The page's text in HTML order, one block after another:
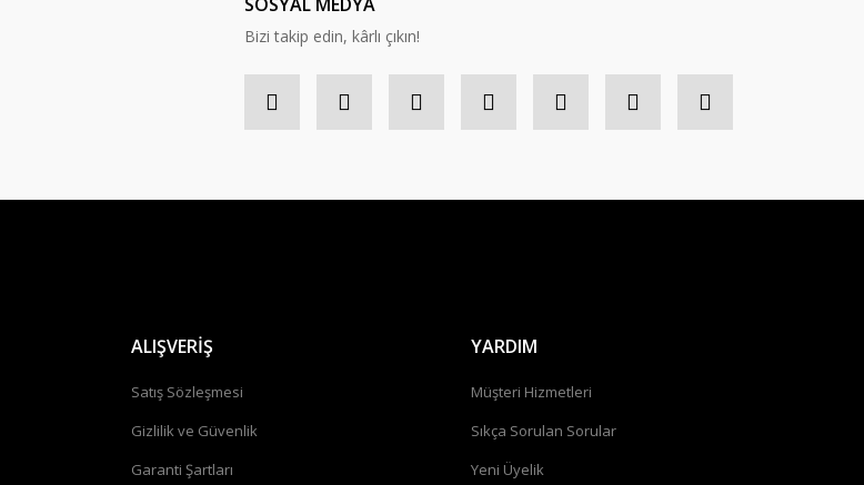
Bizi takip edin, kârlı çıkın!
ALIŞVERİŞ
Satış Sözleşmesi
Gizlilik ve Güvenlik
Garanti Şartları
YARDIM
Müşteri Hizmetleri
Sıkça Sorulan Sorular
Yeni Üyelik